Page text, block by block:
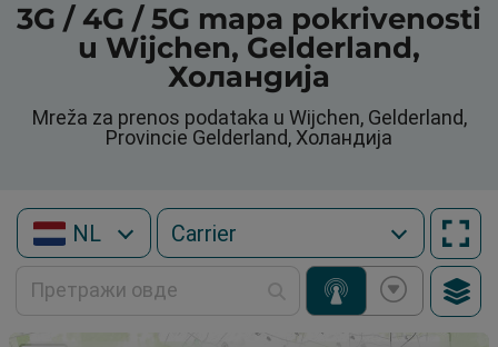
3G / 4G / 5G mapa pokrivenosti
u Wijchen, Gelderland,
Холандија
Mreža za prenos podataka u Wijchen, Gelderland,
Provincie Gelderland, Холандија
NL